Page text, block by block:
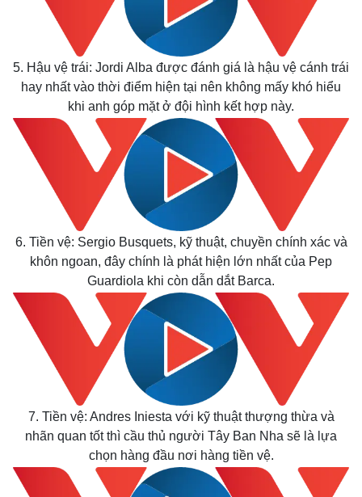
Thế giới
Quan sát
Cuộc sống đó đây
Hồ sơ
Multimedia
Ảnh
E-Magazine
Infographic
5. Hậu vệ trái: Jordi Alba được đánh giá là hậu vệ cánh trái
hay nhất vào thời điểm hiện tại nên không mấy khó hiểu
khi anh góp mặt ở đội hình kết hợp này.
6. Tiền vệ: Sergio Busquets, kỹ thuật, chuyền chính xác và
khôn ngoan, đây chính là phát hiện lớn nhất của Pep
Guardiola khi còn dẫn dắt Barca.
7. Tiền vệ: Andres Iniesta với kỹ thuật thượng thừa và
nhãn quan tốt thì cầu thủ người Tây Ban Nha sẽ là lựa
chọn hàng đầu nơi hàng tiền vệ.